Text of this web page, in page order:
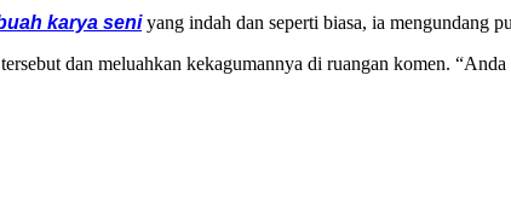
karya seniyang indah dan seperti biasa, ia mengundang
dan meluahkan kekagumannya di ruangan komen.